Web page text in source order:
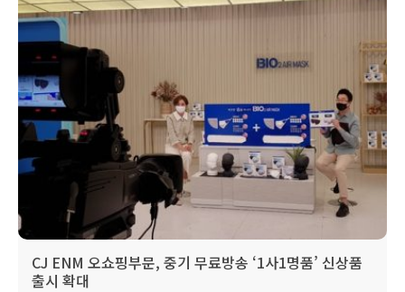
CJ ENM 오쇼핑부문, 중기 무료방송 ‘1사1명품’ 신상품
출시 확대